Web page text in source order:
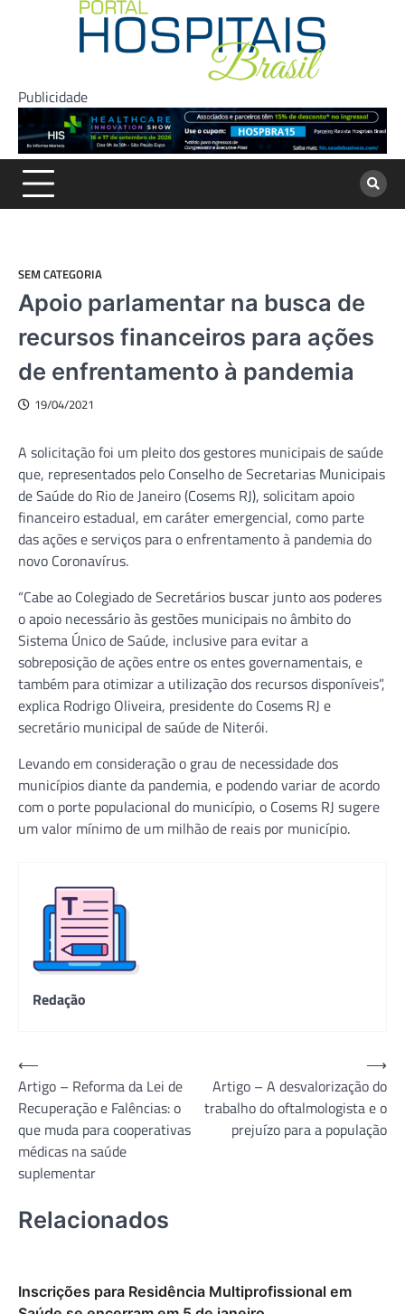
Publicidade
SEM CATEGORIA
Apoio parlamentar na busca de
recursos financeiros para ações
de enfrentamento à pandemia
19/04/2021
A solicitação foi um pleito dos gestores municipais de saúde
que, representados pelo Conselho de Secretarias Municipais
de Saúde do Rio de Janeiro (Cosems RJ), solicitam apoio
financeiro estadual, em caráter emergencial, como parte
das ações e serviços para o enfrentamento à pandemia do
novo Coronavírus.
“Cabe ao Colegiado de Secretários buscar junto aos poderes
o apoio necessário às gestões municipais no âmbito do
Sistema Único de Saúde, inclusive para evitar a
sobreposição de ações entre os entes governamentais, e
também para otimizar a utilização dos recursos disponíveis”,
explica Rodrigo Oliveira, presidente do Cosems RJ e
secretário municipal de saúde de Niterói.
Levando em consideração o grau de necessidade dos
municípios diante da pandemia, e podendo variar de acordo
com o porte populacional do município, o Cosems RJ sugere
um valor mínimo de um milhão de reais por município.
Redação
Navegação
de
Post
⟵
Artigo – Reforma da Lei de
Recuperação e Falências: o
que muda para cooperativas
médicas na saúde
suplementar
Artigo – A desvalorização do
trabalho do oftalmologista e o
prejuízo para a população
⟶
Relacionados
Inscrições para Residência Multiprofissional em